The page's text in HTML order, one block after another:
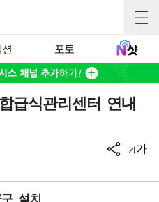
포토
급식관리센터 연내
가가
설치